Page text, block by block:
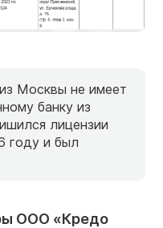
Москвы не имеет
банку из
лицензии
году и был
ООО «Кредо